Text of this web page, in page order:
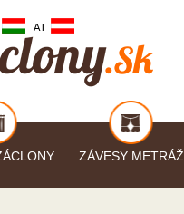
ZÁVESY METRÁŽ